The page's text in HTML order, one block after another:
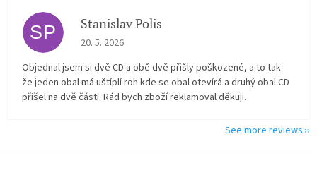
SP Stanislav Polis
The store rating is 2 out of 5 stars.
20. 5. 2026
Objednal jsem si dvě CD a obě dvě přišly poškozené, a to tak
že jeden obal má uštíplí roh kde se obal otevírá a druhý obal CD
přišel na dvě části. Rád bych zboží reklamoval děkuji.
See more reviews
F